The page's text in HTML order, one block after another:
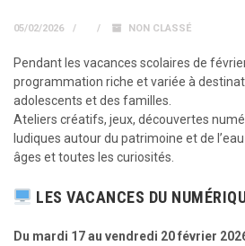
05/02/2026 NON CLASSÉ
Pendant les vacances scolaires de
programmation riche et variée à
adolescents et des familles.
Ateliers créatifs, jeux, découvertes
ludiques autour du patrimoine et de
âges et toutes les curiosités.
LES VACANCES DU
Du mardi 17 au vendredi 20 février